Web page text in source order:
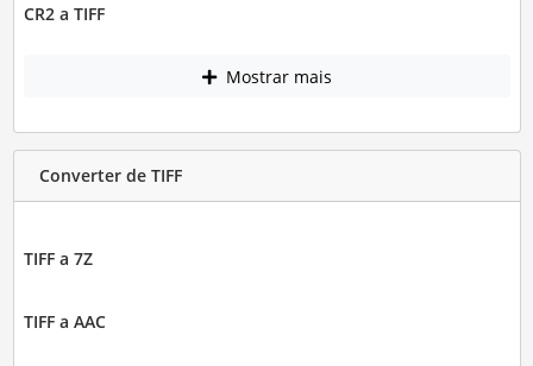
CR2 a TIFF
Mostrar mais
Converter de TIFF
TIFF a 7Z
TIFF a AAC